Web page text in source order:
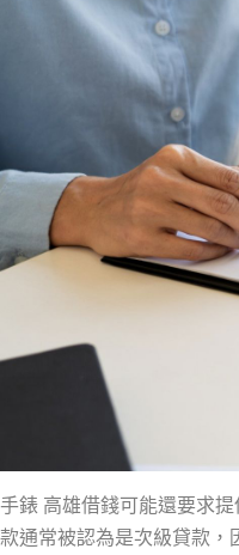
手錶 高雄借錢可能還要求
款通常被認為是次級貸款，